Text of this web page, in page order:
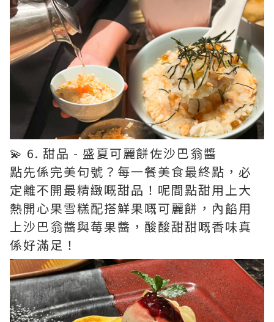
💫 6. 甜品 - 盛夏可麗餅佐沙巴翁醬
點先係完美句號？每一餐美食最終點，必
定離不開最精緻嘅甜品！呢間點甜用上大
熱開心果雪糕配搭鮮果嘅可麗餅，內餡用
上沙巴翁醬與莓果醬，酸酸甜甜嘅香味真
係好滿足！